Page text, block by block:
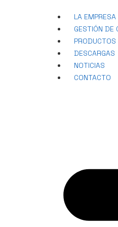
LA EMPRESA
GESTIÓN DE
PRODUCTOS
DESCARGAS
NOTICIAS
CONTACTO